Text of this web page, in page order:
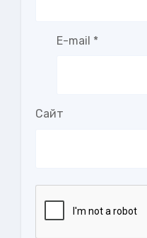
E-mail *
Сайт